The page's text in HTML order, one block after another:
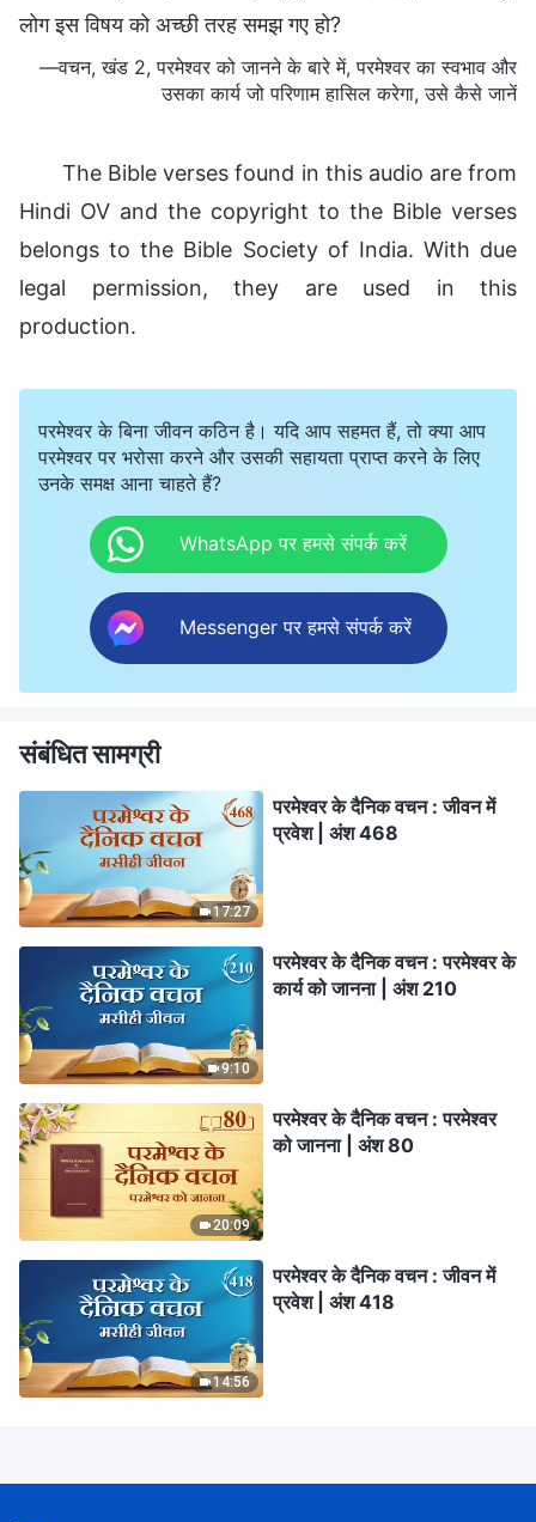
लोग इस विषय को अच्छी तरह समझ गए हो?
—वचन, खंड 2, परमेश्वर को जानने के बारे में, परमेश्वर का स्वभाव और
उसका कार्य जो परिणाम हासिल करेगा, उसे कैसे जानें
The Bible verses found in this audio are from
Hindi OV and the copyright to the Bible verses
belongs to the Bible Society of India. With due
legal permission, they are used in this
production.
परमेश्वर के बिना जीवन कठिन है। यदि आप सहमत हैं, तो क्या आप
परमेश्वर पर भरोसा करने और उसकी सहायता प्राप्त करने के लिए
उनके समक्ष आना चाहते हैं?
WhatsApp पर हमसे संपर्क करें
Messenger पर हमसे संपर्क करें
संबंधित सामग्री
17:27
परमेश्वर के दैनिक वचन : जीवन में
प्रवेश | अंश 468
9:10
परमेश्वर के दैनिक वचन : परमेश्वर के
कार्य को जानना | अंश 210
20:09
परमेश्वर के दैनिक वचन : परमेश्वर
को जानना | अंश 80
14:56
परमेश्वर के दैनिक वचन : जीवन में
प्रवेश | अंश 418